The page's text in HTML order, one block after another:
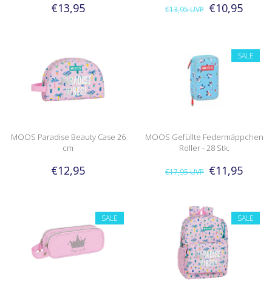
€13,95 €13,95UVP €10,95
MOOS Paradise Beauty Case 26
cm
€12,95
SALE
MOOS Gefüllte Federmäppchen
Roller - 28 Stk.
€17,95UVP €11,95
SALE SALE